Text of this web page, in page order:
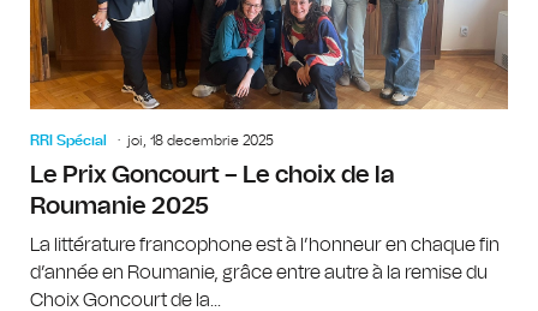
RRI Spécial joi, 18 decembrie 2025
Le Prix Goncourt – Le choix de la
Roumanie 2025
La littérature francophone est à l’honneur en chaque fin
d’année en Roumanie, grâce entre autre à la remise du
Choix Goncourt de la...